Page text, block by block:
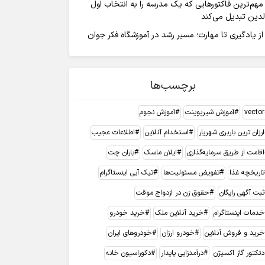
مهم‌ترین فاکتورهایی که یک مدرسه را به انتخاب اول
تبدیل می‌کند
از یادگیری تا مهارت؛ مسیر رشد در آموزشگاه فکر جوان
برچسب‌ها
vector آموزش شیرپوینت
آموزش نجوم
ارزان ترین باربری شهریار
استخدام آنلاین
اطلاعات عجیب
اقامت از طریق سرمایه‌گذاری
ایلان ماسک
باران چت
تاریخچه غذا
تفویض مسئولیت‌ها
تیک آبی اینستاگرام
ثبت آگهی رایگان
حقوق زن در ازدواج موقت
خدمات اینستاگرام
خرید آنلاین ملک
خرید خودرو
خرید و فروش آنلاین
خودرو ارزان
خودروهای ایران
دتکتور گاز اکسیژن
درآمدزایی پایدار دکوراسیون خانه